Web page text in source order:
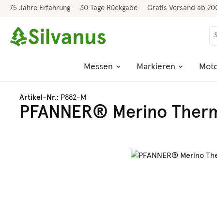
Hauptinhalt springen
Zur Suche springen
Zur Hauptnavigation springen
75 Jahre Erfahrung 30 Tage Rückgabe Gratis Versand ab
Messen Markieren
Artikel-Nr.: P882-M
PFANNER® Merino